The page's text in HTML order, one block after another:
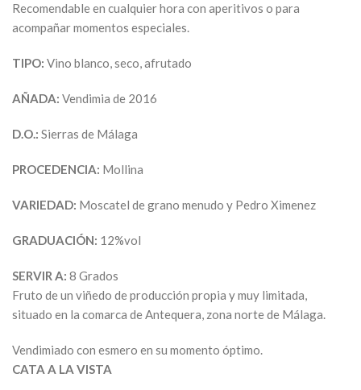
Recomendable en cualquier hora con aperitivos o para
acompañar momentos especiales.
TIPO: Vino blanco, seco, afrutado
AÑADA: Vendimia de 2016
D.O.: Sierras de Málaga
PROCEDENCIA: Mollina
VARIEDAD: Moscatel de grano menudo y Pedro Ximenez
GRADUACIÓN: 12%vol
SERVIR A: 8 Grados
Fruto de un viñedo de producción propia y muy limitada,
situado en la comarca de Antequera, zona norte de Málaga.
Vendimiado con esmero en su momento óptimo.
CATA A LA VISTA